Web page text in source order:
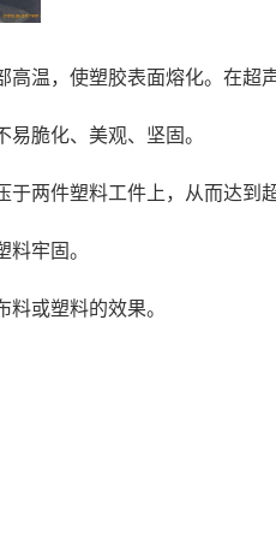
温，使塑胶表面熔化。在超
脆化、美观、坚固。
两件塑料工件上，从而达到
牢固。
或塑料的效果。